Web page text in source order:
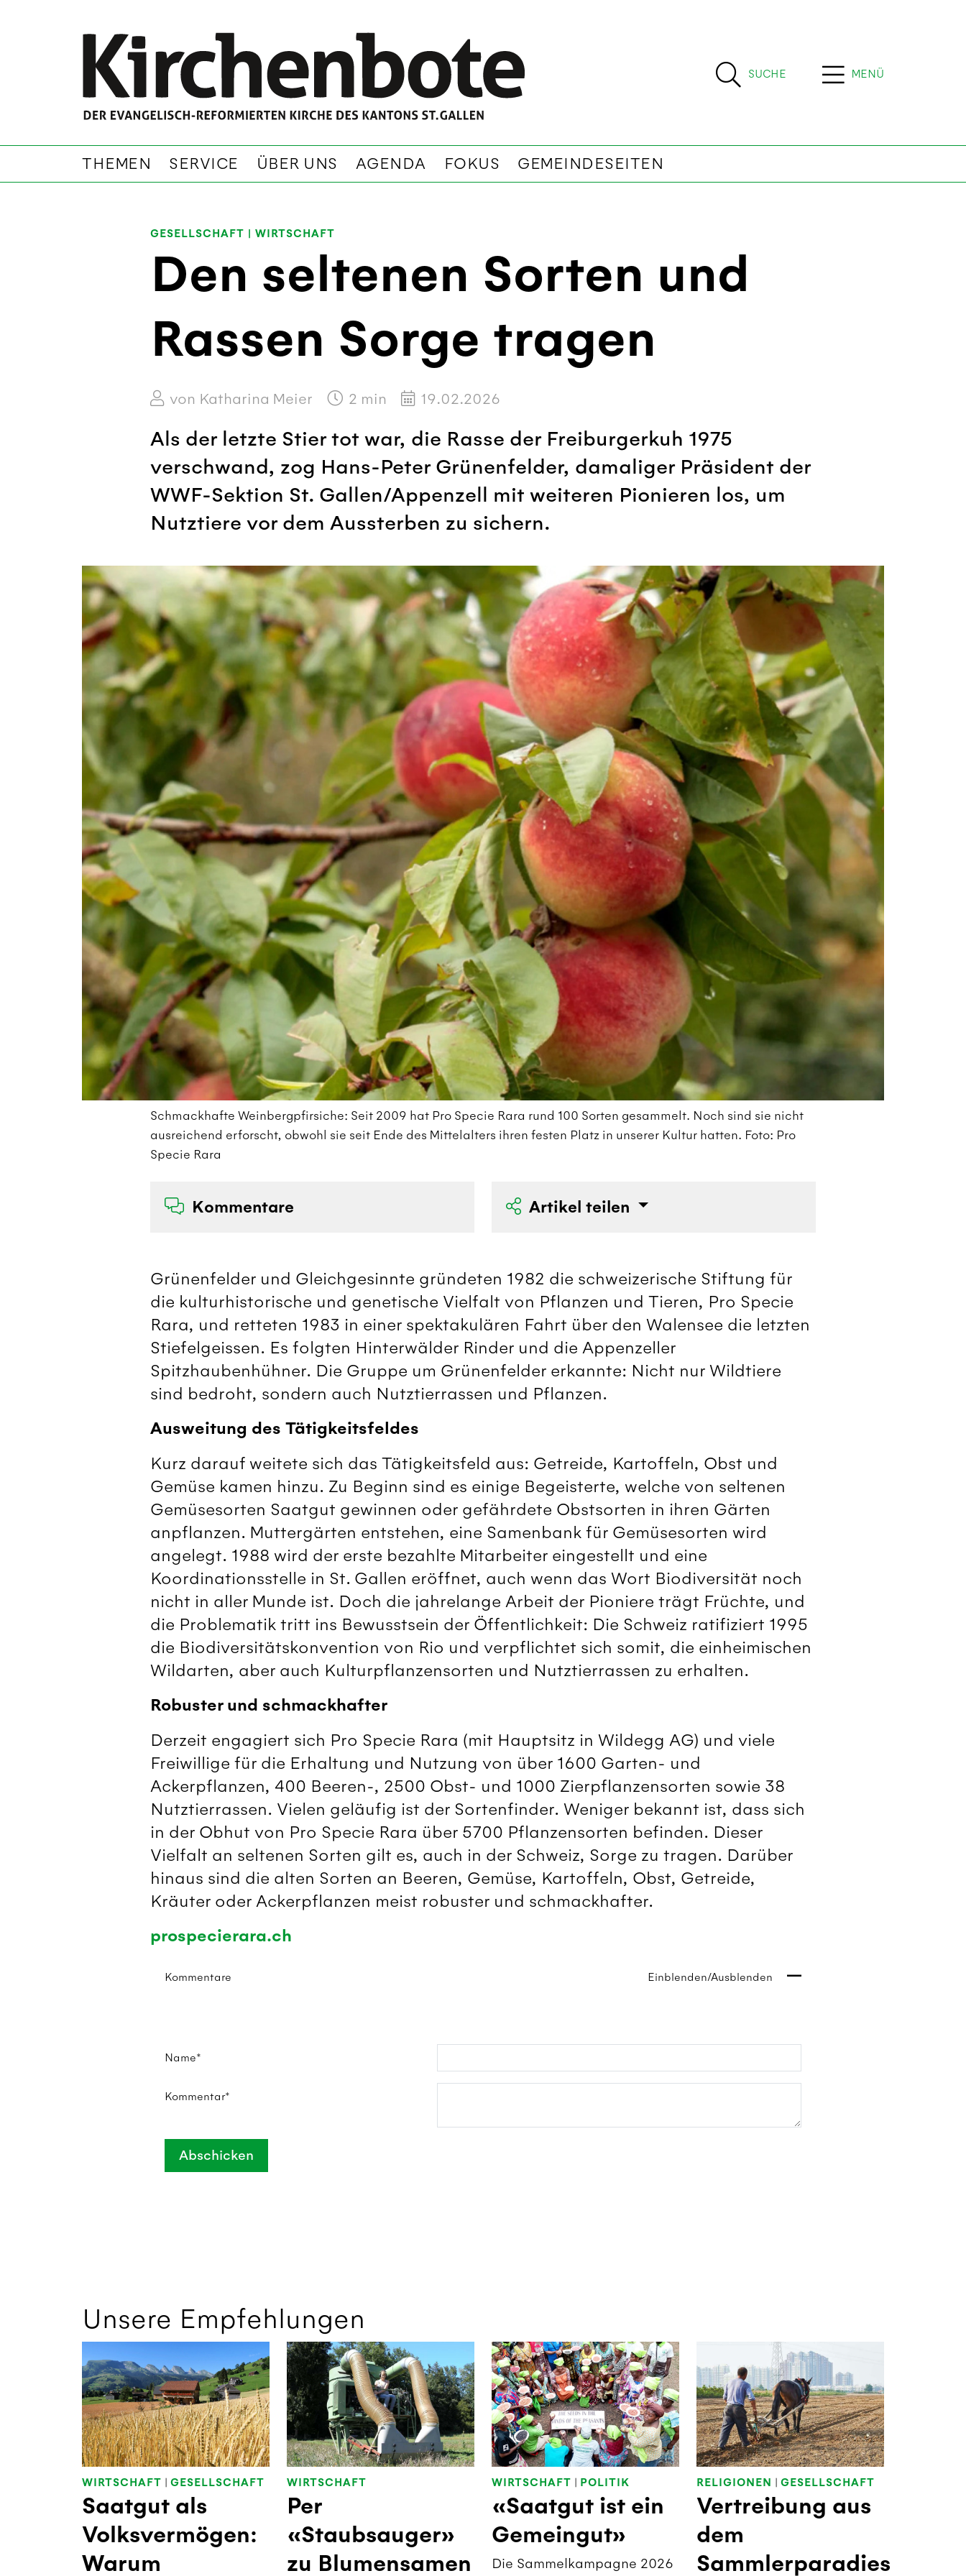
SUCHE MENÜ
THEMEN SERVICE ÜBER UNS AGENDA FOKUS GEMEINDESEITEN
GESELLSCHAFT WIRTSCHAFT
Den seltenen Sorten und
Rassen Sorge tragen
von Katharina Meier 2 min 19.02.2026
Als der letzte Stier tot war, die Rasse der Freiburgerkuh 1975
verschwand, zog Hans-Peter Grünenfelder, damaliger Präsident der
WWF-Sektion St. Gallen/Appenzell mit weiteren Pionieren los, um
Nutztiere vor dem Aussterben zu sichern.
Schmackhafte Weinbergpfirsiche: Seit 2009 hat Pro Specie Rara rund 100 Sorten gesammelt. Noch sind sie nicht
ausreichend erforscht, obwohl sie seit Ende des Mittelalters ihren festen Platz in unserer Kultur hatten. Foto: Pro
Specie Rara
Kommentare Artikel teilen
Grünenfelder und Gleichgesinnte gründeten 1982 die schweizerische Stiftung für
die kulturhistorische und genetische Vielfalt von Pflanzen und Tieren, Pro Specie
Rara, und retteten 1983 in einer spektakulären Fahrt über den Walensee die letzten
Stiefelgeissen. Es folgten Hinterwälder Rinder und die Appenzeller
Spitzhaubenhühner. Die Gruppe um Grünenfelder erkannte: Nicht nur Wildtiere
sind bedroht, sondern auch Nutztierrassen und Pflanzen.
Ausweitung des Tätigkeitsfeldes
Kurz darauf weitete sich das Tätigkeitsfeld aus: Getreide, Kartoffeln, Obst und
Gemüse kamen hinzu. Zu Beginn sind es einige Begeisterte, welche von seltenen
Gemüsesorten Saatgut gewinnen oder gefährdete Obstsorten in ihren Gärten
anpflanzen. Muttergärten entstehen, eine Samenbank für Gemüsesorten wird
angelegt. 1988 wird der erste bezahlte Mitarbeiter eingestellt und eine
Koordinationsstelle in St. Gallen eröffnet, auch wenn das Wort Biodiversität noch
nicht in aller Munde ist. Doch die jahrelange Arbeit der Pioniere trägt Früchte, und
die Problematik tritt ins Bewusstsein der Öffentlichkeit: Die Schweiz ratifiziert 1995
die Biodiversitätskonvention von Rio und verpflichtet sich somit, die einheimischen
Wildarten, aber auch Kulturpflanzensorten und Nutztierrassen zu erhalten.
Robuster und schmackhafter
Derzeit engagiert sich Pro Specie Rara (mit Hauptsitz in Wildegg AG) und viele
Freiwillige für die Erhaltung und Nutzung von über 1600 Garten- und
Ackerpflanzen, 400 Beeren-, 2500 Obst- und 1000 Zierpflanzensorten sowie 38
Nutztierrassen. Vielen geläufig ist der Sortenfinder. Weniger bekannt ist, dass sich
in der Obhut von Pro Specie Rara über 5700 Pflanzensorten befinden. Dieser
Vielfalt an seltenen Sorten gilt es, auch in der Schweiz, Sorge zu tragen. Darüber
hinaus sind die alten Sorten an Beeren, Gemüse, Kartoffeln, Obst, Getreide,
Kräuter oder Ackerpflanzen meist robuster und schmackhafter.
prospecierara.ch
Kommentare Einblenden/Ausblenden
Name*
Kommentar*
Abschicken
Unsere Empfehlungen
WIRTSCHAFT GESELLSCHAFT
Saatgut als
Volksvermögen:
Warum
WIRTSCHAFT
Per
«Staubsauger»
zu Blumensamen
WIRTSCHAFT POLITIK
«Saatgut ist ein
Gemeingut»
Die Sammelkampagne 2026
RELIGIONEN GESELLSCHAFT
Vertreibung aus
dem
Sammlerparadies